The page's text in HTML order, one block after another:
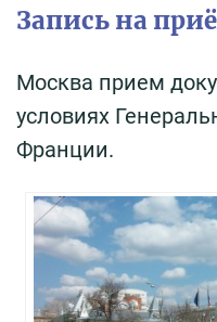
Запись на
Москва прием
условиях
Франции.